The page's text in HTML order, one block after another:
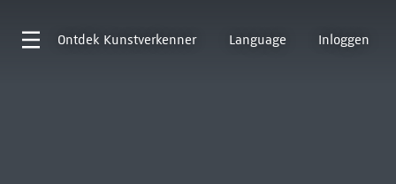
Ontdek Kunstverkenner Language Inloggen